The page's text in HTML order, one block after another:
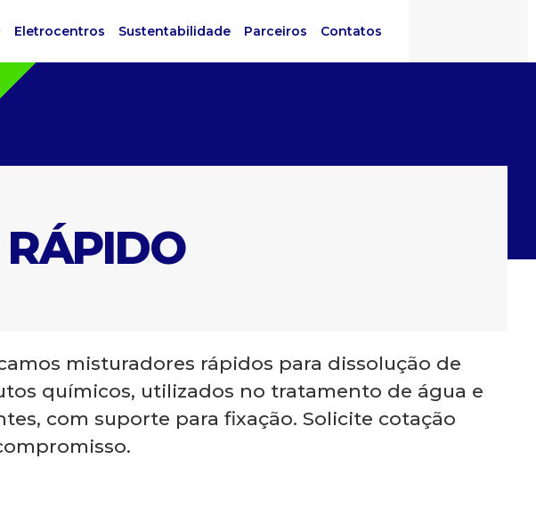
Eletrocentros Sustentabilidade Parceiros Contatos
misturadores rápidos para dissolução de
químicos, utilizados no tratamento de água e
com suporte para fixação. Solicite cotação